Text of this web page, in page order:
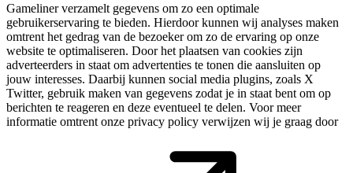
Gameliner verzamelt gegevens om zo een optimale
gebruikerservaring te bieden. Hierdoor kunnen wij analyses maken
omtrent het gedrag van de bezoeker om zo de ervaring op onze
website te optimaliseren. Door het plaatsen van cookies zijn
adverteerders in staat om advertenties te tonen die aansluiten op
jouw interesses. Daarbij kunnen social media plugins, zoals X
Twitter, gebruik maken van gegevens zodat je in staat bent om op
berichten te reageren en deze eventueel te delen. Voor meer
informatie omtrent onze privacy policy verwijzen wij je graag door